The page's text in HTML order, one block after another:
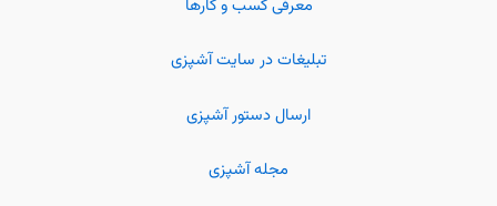
معرفی کسب و کارها
تبلیغات در سایت آشپزی
ارسال دستور آشپزی
مجله آشپزی